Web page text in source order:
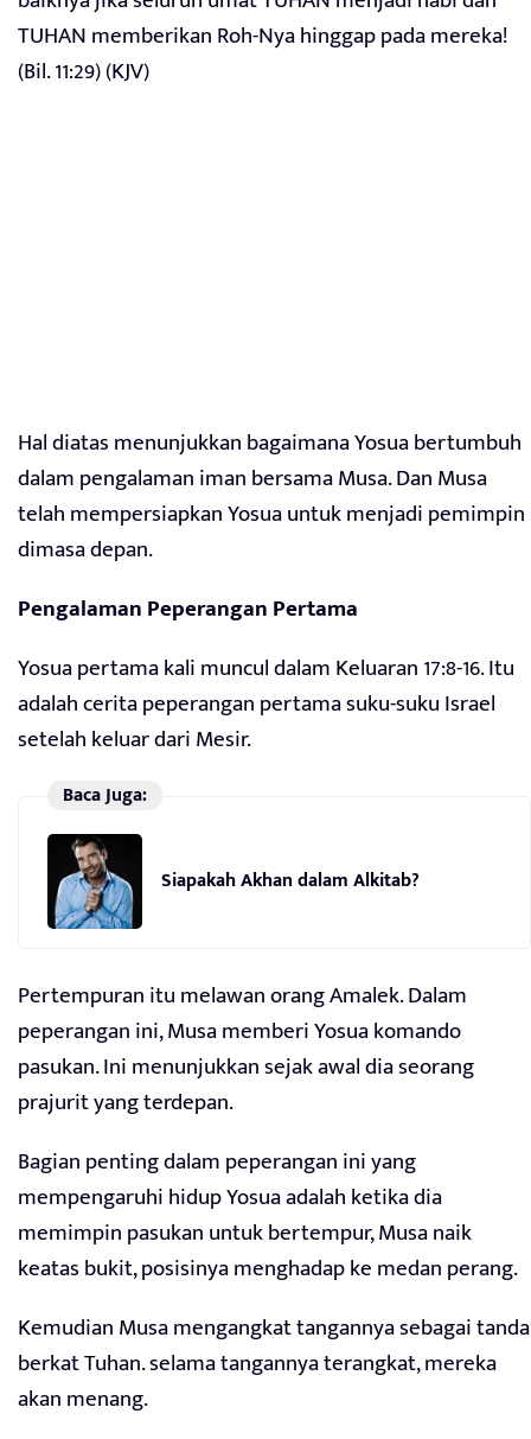
TUHAN memberikan Roh-Nya hinggap pada mereka!
(Bil. 11:29) (KJV)
Hal diatas menunjukkan bagaimana Yosua bertumbuh
dalam pengalaman iman bersama Musa. Dan Musa
telah mempersiapkan Yosua untuk menjadi pemimpin
dimasa depan.
Pengalaman Peperangan Pertama
Yosua pertama kali muncul dalam Keluaran 17:8-16. Itu
adalah cerita peperangan pertama suku-suku Israel
setelah keluar dari Mesir.
Baca Juga:
Siapakah Akhan dalam Alkitab?
Pertempuran itu melawan orang Amalek. Dalam
peperangan ini, Musa memberi Yosua komando
pasukan. Ini menunjukkan sejak awal dia seorang
prajurit yang terdepan.
Bagian penting dalam peperangan ini yang
mempengaruhi hidup Yosua adalah ketika dia
memimpin pasukan untuk bertempur, Musa naik
keatas bukit, posisinya menghadap ke medan perang.
Kemudian Musa mengangkat tangannya sebagai tanda
berkat Tuhan. selama tangannya terangkat, mereka
akan menang.